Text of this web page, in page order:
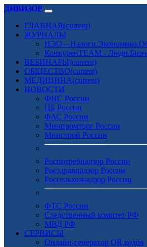
ДИВИЗОР
ГЛАВНАЯ(current)
ЖУРНАЛЫ
НЭО –
КонкуренTEAM -
ВЕБИНАРЫ(current)
ОБЩЕСТВО(current)
МЕДИЦИНА(current)
НОВОСТИ
ФНС России
ЦБ России
ФАС России
Минпромторг России
Минстрой России
Роспотребнадзор России
Росздравнадзор России
Россельхознадзор России
ФТС России
Следственный комитет РФ
МВД РФ
СЕРВИСЫ
Онлайн-генератор QR кодов